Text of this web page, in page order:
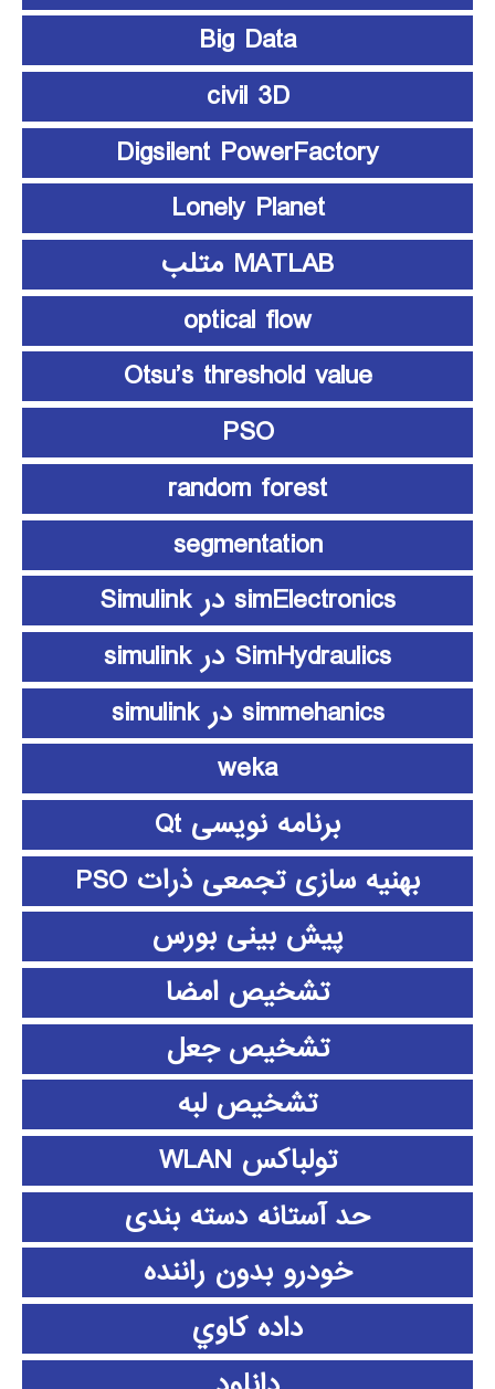
Big Data
civil 3D
Digsilent PowerFactory
Lonely Planet
MATLAB متلب
optical flow
Otsu’s threshold value
PSO
random forest
segmentation
simElectronics در Simulink
SimHydraulics در simulink
simmehanics در simulink
weka
برنامه نویسی Qt
بهنیه سازی تجمعی ذرات PSO
پیش بینی بورس
تشخیص امضا
تشخیص جعل
تشخیص لبه
تولباکس WLAN
حد آستانه دسته بندی
خودرو بدون راننده
داده كاوي